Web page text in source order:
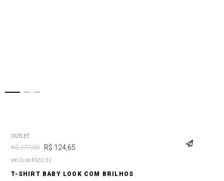
OUTLET
R$ 277,00 R$ 124 65
até 2x de R$ 62,32
T-SHIRT BABY LOOK COM BRILHOS